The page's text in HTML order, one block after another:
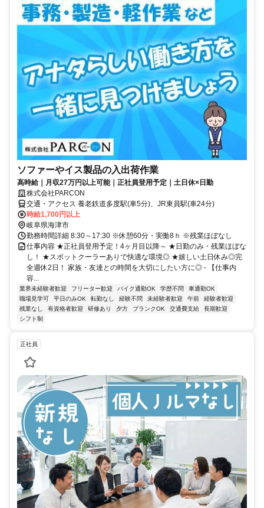
ソファーやイス製品の入出荷作業
高時給｜月収27万円以上可能｜正社員登用予定｜土日休×日勤
株式会社PARCON
交通・アクセス 養老鉄道多度駅(車5分)、JR東員駅(車24分)
時給1,700円以上
岐阜県海津市
勤務時間詳細 8:30～17:30 ※休憩60分・実働8ｈ ※残業ほぼなし
仕事内容 ★正社員登用予定！4ヶ月目以降～ ★日勤のみ・残業ほぼな
し！ ★スポットクーラーありで快適な環境◎ ★嬉しい土日休み◎完
全週休2日！ 家族・友達との時間を大切にしたい方に◎ - 【仕事内
容...
業界未経験者歓迎 フリーター歓迎 バイク通勤OK 学歴不問
車通勤OK
職場見学可
平日のみOK 転勤なし 経験不問 未経験者歓迎 午前
経験者歓迎
残業なし
有資格者歓迎 研修あり 夕方 ブランクOK 交通費支給
長期歓迎
シフト制
正社員